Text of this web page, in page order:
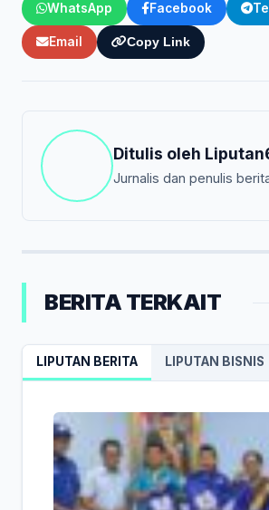
WhatsApp Facebook
Email Copy Link
Ditulis oleh
Jurnalis dan penulis
BERITA TERKAIT
LIPUTAN BERITA LIPUTAN BISNIS